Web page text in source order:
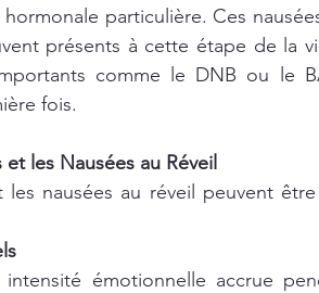
particulière. Ces
présents à cette étape de la
comme le DNB ou le
fois.
les Nausées au Réveil
les nausées au réveil peuvent
émotionnelle accrue